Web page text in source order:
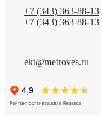
+7 (343) 363-88-13
+7 (343) 363-88-13
ekt@metroves.ru